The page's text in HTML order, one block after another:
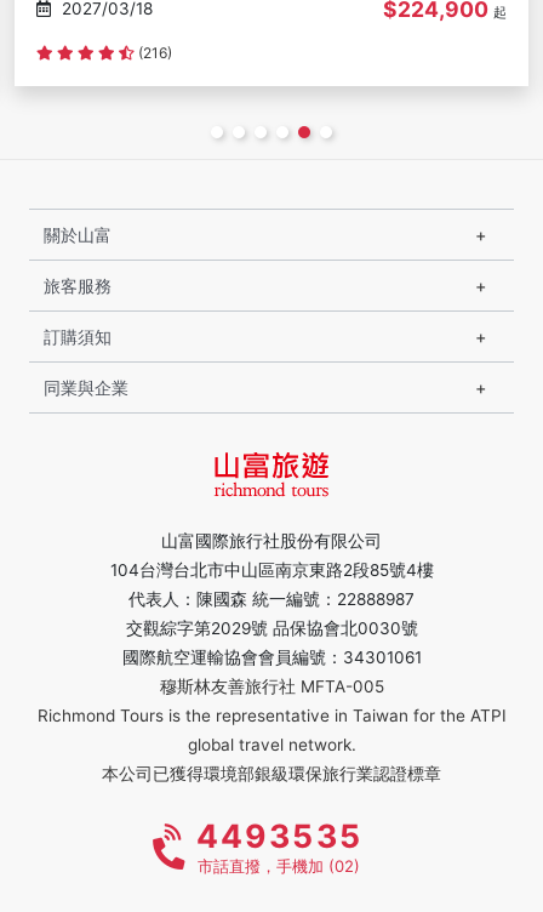
2027/03/18 $224,900 起
(216)
山富國際旅行社股份有限公司
104台灣台北市中山區南京東路2段85號4樓
代表人：陳國森 統一編號：22888987
交觀綜字第2029號 品保協會北0030號
國際航空運輸協會會員編號：34301061
穆斯林友善旅行社 MFTA-005
Richmond Tours is the representative in Taiwan for the ATPI
global travel network.
本公司已獲得環境部銀級環保旅行業認證標章
關於山富
旅客服務
訂購須知
同業與企業
4493535
市話直撥，手機加 (02)